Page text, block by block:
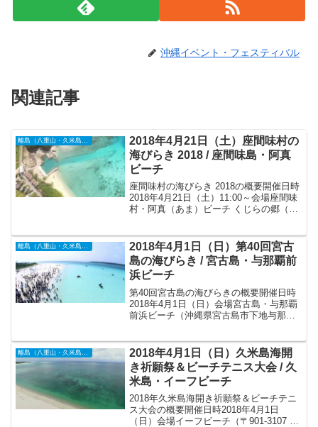
沖縄イベント・フェスティバル
関連記事
2018年4月21日（土）座間味村の
海びらき 2018 / 座間味島・阿真
ビーチ
座間味村の海びらき 2018の概要開催日時
2018年4月21日（土）11:00～会場座間味
村・阿真（あま）ビーチ くじらの郷（〒
「フェリーざまみ」で120分、...
離島（八重山・久米島・宮古島・他）
2018年4月1日（日）第40回宮古
島の海びらき / 宮古島・与那覇前
浜ビーチ
第40回宮古島の海びらきの概要開催日時
2018年4月1日（日）会場宮古島・与那覇
前浜ビーチ（沖縄県宮古島市下地与那覇
航はありません。* 空路は東京(羽田)か
ら...
2018年4月1日（日）久米島海開
き祈願祭＆ビーチテニス大会 / 久
米島・イーフビーチ
2018年久米島海開き祈願祭＆ビーチテニ
ス大会の概要開催日時2018年4月1日
（日）会場イーフビーチ（〒901-3107 島